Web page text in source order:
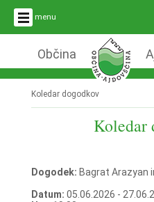
menu
Občina
Koledar dogodkov
Koledar
Dogodek: Bagrat Arazyan
Datum: 05.06.2026 -